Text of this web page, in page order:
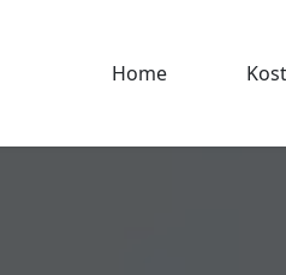
Home